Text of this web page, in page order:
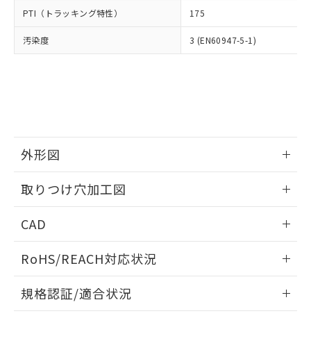
PTI（トラッキング特性） 175
汚染度 3 (EN60947-5-1)
外形図
取りつけ穴加工図
CAD
ドすることができます。
ログイン/会員登録
RoHS/REACH対応状況
EU RoHS 注意事項・凡例
規格認証/適合状況
※当社の共同利用者とは、"個人情報
の「1.共同利
用者の範囲」に記載されている法人を
EU RoHS指令（10物質）の非含有証明書
51物質の非含有証明書（当社基準）
※本証明書は発行日時点で非含有を証明す
るもので、過去に遡って非含有を証明する
していることから、特段のことがない限
り、2022年1月12日より割愛しておりま
す。